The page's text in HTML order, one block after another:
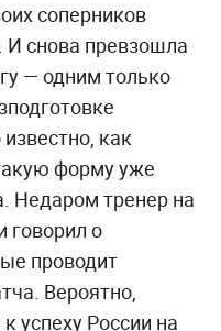
соперников
И снова превзошла
— одним только
как
форму уже
Недаром тренер на
говорил о
проводит
Вероятно,
успеху России на